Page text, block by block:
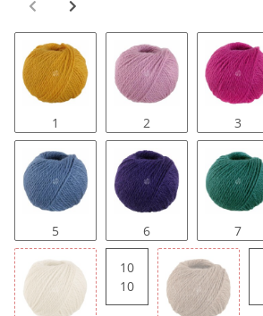
1 2 3
5 6 7
10
10